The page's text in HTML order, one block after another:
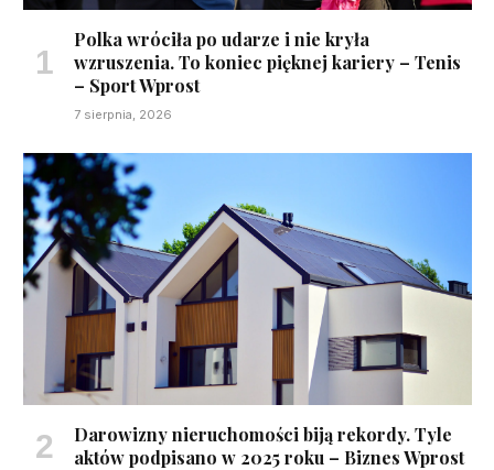
Polka wróciła po udarze i nie kryła
wzruszenia. To koniec pięknej kariery – Tenis
– Sport Wprost
7 sierpnia, 2026
Darowizny nieruchomości biją rekordy. Tyle
aktów podpisano w 2025 roku – Biznes Wprost